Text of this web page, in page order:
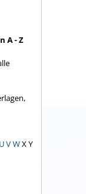
A - Z
UVWX Y